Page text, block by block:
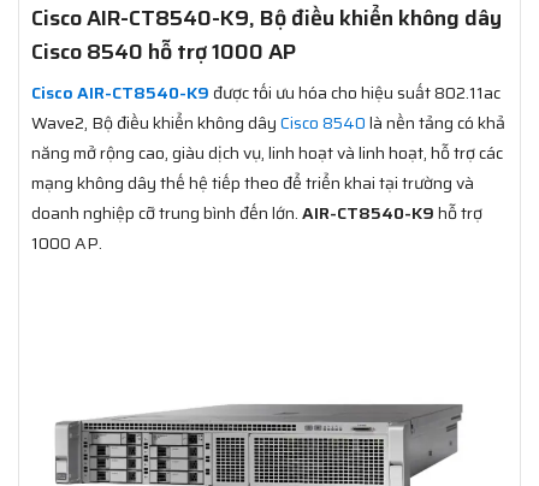
Cisco AIR-CT8540-K9, Bộ điều khiển không dây
Cisco 8540 hỗ trợ 1000 AP
Cisco AIR-CT8540-K9 được tối ưu hóa cho hiệu suất 802.11ac
Wave2, Bộ điều khiển không dâyCisco 8540là nền tảng có khả
năng mở rộng cao, giàu dịch vụ, linh hoạt và linh hoạt, hỗ trợ các
mạng không dây thế hệ tiếp theo để triển khai tại trường và
doanh nghiệp cỡ trung bình đến lớn.AIR-CT8540-K9hỗ trợ
1000 AP.